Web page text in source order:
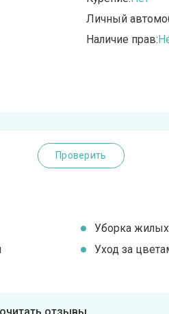
Личный
Наличие прав:
Проверить
Уборка
Уход за